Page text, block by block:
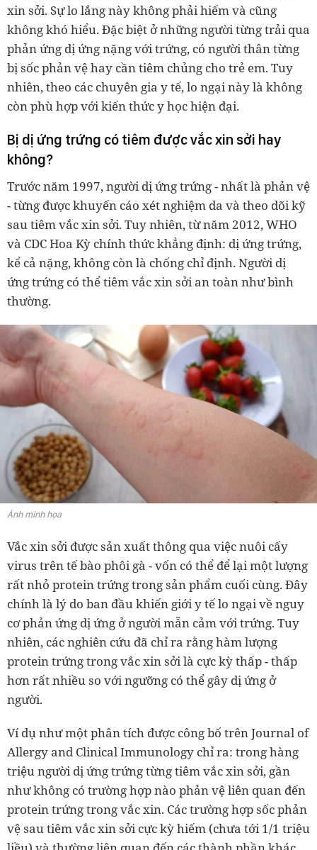
xin sởi. Sự lo lắng này không phải hiếm và cũng
không khó hiểu. Đặc biệt ở những người từng trải qua
phản ứng dị ứng nặng với trứng, có người thân từng
bị sốc phản vệ hay cần tiêm chủng cho trẻ em. Tuy
nhiên, theo các chuyên gia y tế, lo ngại này là không
còn phù hợp với kiến thức y học hiện đại.
Bị dị ứng trứng có tiêm được vắc xin sởi hay
không?
Trước năm 1997, người dị ứng trứng - nhất là phản vệ
- từng được khuyến cáo xét nghiệm da và theo dõi kỹ
sau tiêm vắc xin sởi. Tuy nhiên, từ năm 2012, WHO
và CDC Hoa Kỳ chính thức khẳng định: dị ứng trứng,
kể cả nặng, không còn là chống chỉ định. Người dị
ứng trứng có thể tiêm vắc xin sởi an toàn như bình
thường.
Ảnh minh họa
Vắc xin sởi được sản xuất thông qua việc nuôi cấy
virus trên tế bào phôi gà - vốn có thể để lại một lượng
rất nhỏ protein trứng trong sản phẩm cuối cùng. Đây
chính là lý do ban đầu khiến giới y tế lo ngại về nguy
cơ phản ứng dị ứng ở người mẫn cảm với trứng. Tuy
nhiên, các nghiên cứu đã chỉ ra rằng hàm lượng
protein trứng trong vắc xin sởi là cực kỳ thấp - thấp
hơn rất nhiều so với ngưỡng có thể gây dị ứng ở
người.
Ví dụ như một phân tích được công bố trên Journal of
Allergy and Clinical Immunology chỉ ra: trong hàng
triệu người dị ứng trứng từng tiêm vắc xin sởi, gần
như không có trường hợp nào phản vệ liên quan đến
protein trứng trong vắc xin. Các trường hợp sốc phản
vệ sau tiêm vắc xin sởi cực kỳ hiếm (chưa tới 1/1 triệu